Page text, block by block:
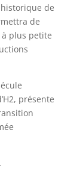
de
de
plus petite
présente